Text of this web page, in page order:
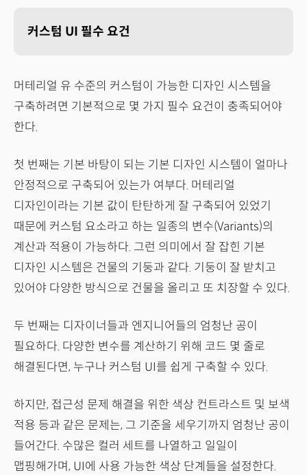
커스텀 UI 필수 요건
머테리얼 유 수준의 커스텀이 가능한 디자인 시스템을
구축하려면 기본적으로 몇 가지 필수 요건이 충족되어야
한다.
첫 번째는 기본 바탕이 되는 기본 디자인 시스템이 얼마나
안정적으로 구축되어 있는가 여부다. 머테리얼
디자인이라는 기본 값이 탄탄하게 잘 구축되어 있었기
때문에 커스텀 요소라고 하는 일종의 변수(Variants)의
계산과 적용이 가능하다. 그런 의미에서 잘 잡힌 기본
디자인 시스템은 건물의 기둥과 같다. 기둥이 잘 받치고
있어야 다양한 방식으로 건물을 올리고 또 치장할 수 있다.
두 번째는 디자이너들과 엔지니어들의 엄청난 공이
필요하다. 다양한 변수를 계산하기 위해 코드 몇 줄로
해결된다면, 누구나 커스텀 UI를 쉽게 구축할 수 있다.
하지만, 접근성 문제 해결을 위한 색상 컨트라스트 및 보색
적용 등과 같은 문제는, 그 기준을 세우기까지 엄청난 공이
들어간다. 수많은 컬러 세트를 나열하고 일일이
맵핑해가며, UI에 사용 가능한 색상 단계들을 설정한다.